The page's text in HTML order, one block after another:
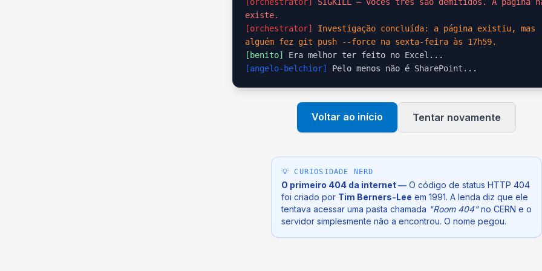
existe.
[orchestrator]
Investigação concluída: a página existiu, mas
alguém fez git push --force na sexta-feira às 17h59.
[benito]
Era melhor ter feito no Excel...
[angelo-belchior]
Pelo menos não é SharePoint...
Voltar ao início Tentar novamente
💡 CURIOSIDADE NERD
O primeiro 404 da internet — O código de status HTTP 404
foi criado por Tim Berners-Lee em 1991. A lenda diz que ele
tentava acessar uma pasta chamada "Room 404"no CERN e o
servidor simplesmente não a encontrou. O nome pegou.